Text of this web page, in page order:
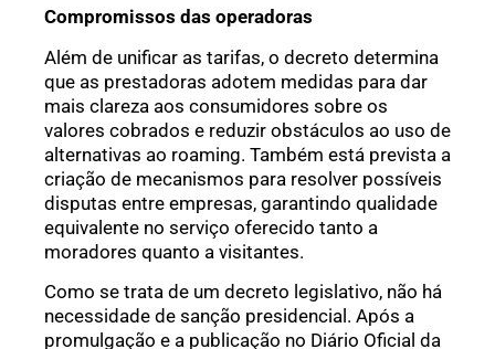
Compromissos das operadoras
Além de unificar as tarifas, o decreto determina
que as prestadoras adotem medidas para dar
mais clareza aos consumidores sobre os
valores cobrados e reduzir obstáculos ao uso de
alternativas ao roaming. Também está prevista a
criação de mecanismos para resolver possíveis
disputas entre empresas, garantindo qualidade
equivalente no serviço oferecido tanto a
moradores quanto a visitantes.
Como se trata de um decreto legislativo, não há
necessidade de sanção presidencial. Após a
promulgação e a publicação no Diário Oficial da